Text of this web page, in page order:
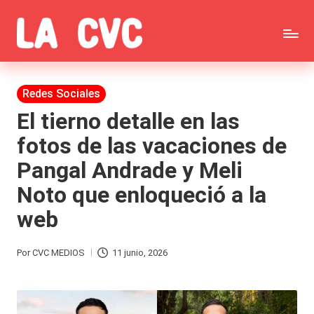
Saltar
al
contenido
C
o
p
u
c
h
a
s
y
ar
Todas
las
noticias
de
la
farándula,
Realitys,
Tierra
Gran
Publicada
en
Redes Sociales
El tierno detalle en las
fotos de las vacaciones de
Pangal Andrade y Meli
Noto que enloqueció a la
web
Publicado
PorCVC MEDIOS 11 junio, 2026